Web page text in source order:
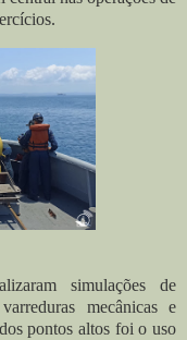
simulações de
mecânicas e
pontos altos foi o uso